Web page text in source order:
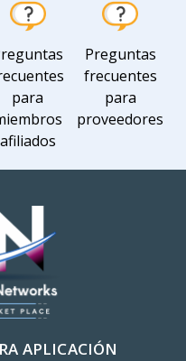
para
afiliados
Preguntas
frecuentes
para
proveedores
APLICACIÓN